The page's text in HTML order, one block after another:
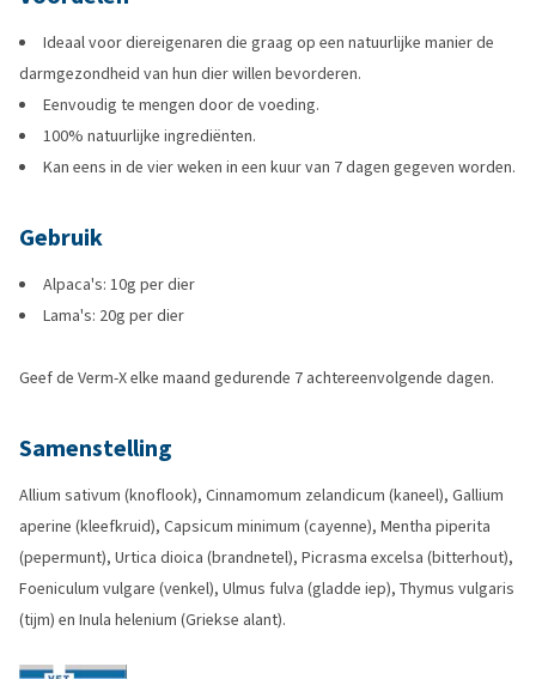
Ideaal voor diereigenaren die graag op een natuurlijke manier de
darmgezondheid van hun dier willen bevorderen.
Eenvoudig te mengen door de voeding.
100% natuurlijke ingrediënten.
Kan eens in de vier weken in een kuur van 7 dagen gegeven worden.
Gebruik
Alpaca's: 10g per dier
Lama's: 20g per dier
Geef de Verm-X elke maand gedurende 7 achtereenvolgende dagen.
Samenstelling
Allium sativum (knoflook), Cinnamomum zelandicum (kaneel), Gallium
aperine (kleefkruid), Capsicum minimum (cayenne), Mentha piperita
(pepermunt), Urtica dioica (brandnetel), Picrasma excelsa (bitterhout),
Foeniculum vulgare (venkel), Ulmus fulva (gladde iep), Thymus vulgaris
(tijm) en Inula helenium (Griekse alant).